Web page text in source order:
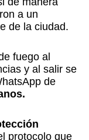
a un
de la ciudad.
fuego al
y al salir se
de
protocolo que